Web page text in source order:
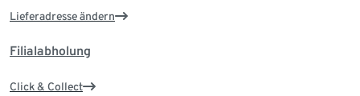
Lieferadresse ändern
Filialabholung
Click & Collect